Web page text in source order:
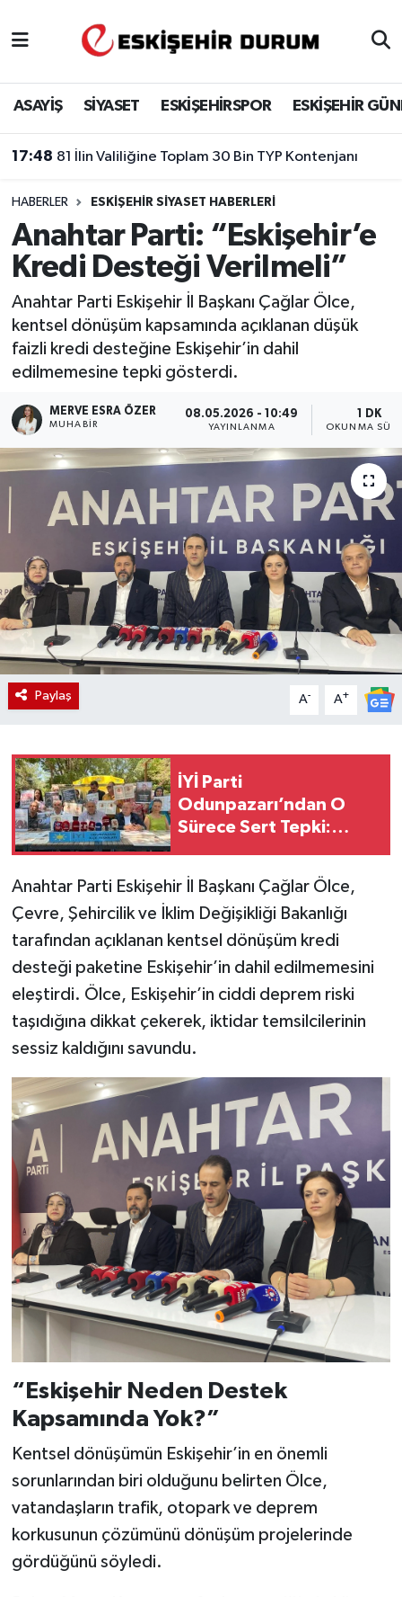
ASAYİŞ SİYASET ESKİŞEHİRSPOR ESKİŞEHİR
17:48 81 İlin Valiliğine Toplam 30 Bin TYP Kontenjanı
HABERLER ESKIŞEHIR SIYASET HABERLERI
Anahtar Parti: “Eskişehir’e
Kredi Desteği Verilmeli”
Anahtar Parti Eskişehir İl Başkanı Çağlar Ölce,
kentsel dönüşüm kapsamında açıklanan düşük
faizli kredi desteğine Eskişehir’in dahil
edilmemesine tepki gösterdi.
MERVE ESRA ÖZER
MUHABIR
08.05.2026 - 10:49
YAYINLANMA
1 DK
OKUNMA
Paylaş A- A+
İYİ Parti
Odunpazarı’ndan O
Sürece Sert Tepki:
Anahtar Parti Eskişehir İl Başkanı Çağlar Ölce,
Çevre, Şehircilik ve İklim Değişikliği Bakanlığı
tarafından açıklanan kentsel dönüşüm kredi
desteği paketine Eskişehir’in dahil edilmemesini
eleştirdi. Ölce, Eskişehir’in ciddi deprem riski
taşıdığına dikkat çekerek, iktidar temsilcilerinin
sessiz kaldığını savundu.
“Eskişehir Neden Destek
Kapsamında Yok?”
Kentsel dönüşümün Eskişehir’in en önemli
sorunlarından biri olduğunu belirten Ölce,
vatandaşların trafik, otopark ve deprem
korkusunun çözümünü dönüşüm projelerinde
gördüğünü söyledi.
Eskişehir Hava Durumu
Eskişehir Namaz Vakitleri
Eskişehir Trafik Yoğunluk Haritası
Süper Lig Puan Durumu ve Fikstür
Tüm Manşetler
Son Dakika Haberleri